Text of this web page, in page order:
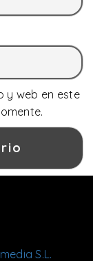
y web en este
S.L.